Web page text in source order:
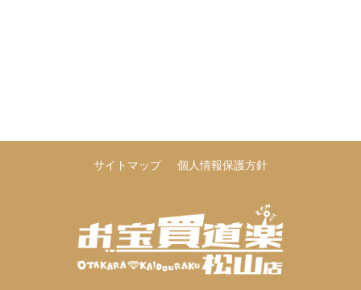
サイトマップ 個人情報保護方針